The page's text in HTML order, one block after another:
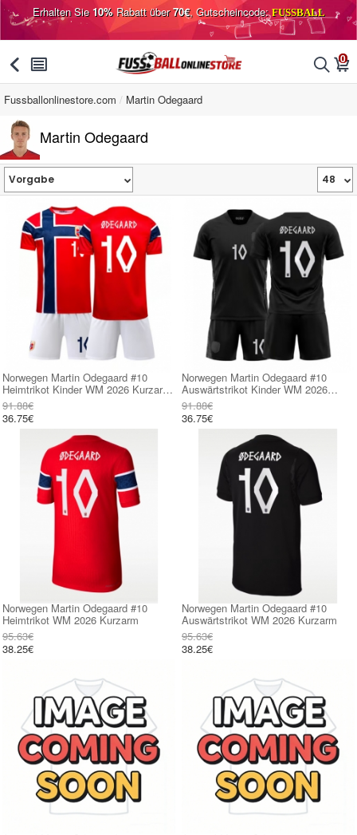
Erhalten Sie10%Rabatt über70€, Gutscheincode:FUSSBALL
󰅯 󰂩 󰂨 0
󰃦
Fussballonlinestore.com Martin Odegaard
Martin Odegaard
Norwegen Martin Odegaard #10
Heimtrikot Kinder WM 2026 Kurzarm
(+ kurze hosen)
91.88€
36.75€
Norwegen Martin Odegaard #10
Auswärtstrikot Kinder WM 2026
Kurzarm (+ kurze hosen)
91.88€
36.75€
Norwegen Martin Odegaard #10
Heimtrikot WM 2026 Kurzarm
95.63€
38.25€
Norwegen Martin Odegaard #10
Auswärtstrikot WM 2026 Kurzarm
95.63€
38.25€